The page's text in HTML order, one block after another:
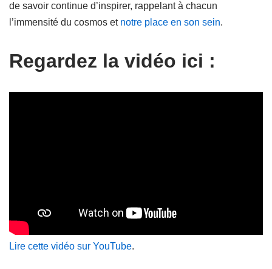
de savoir continue d’inspirer, rappelant à chacun
l’immensité du cosmos et notre place en son sein.
Regardez la vidéo ici :
Lire cette vidéo sur YouTube.